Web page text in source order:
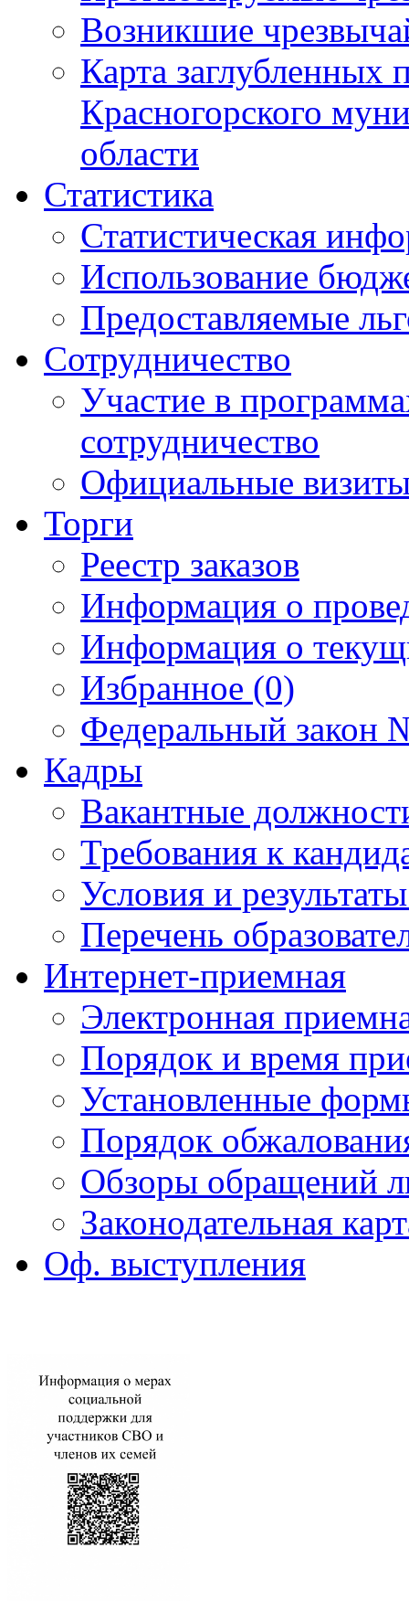
Возникшие
Карта
Красногорского
области
Статистика
Статистическая
Использование
Предоставляемые
Сотрудничество
Участие в
сотрудничество
Официальные
Торги
Реестр заказов
Информация о
Информация о
Избранное (0)
Федеральный закон
Кадры
Вакантные
Требования к
Условия и
Перечень
Интернет-приемная
Электронная
Порядок и время
Установленные
Порядок
Обзоры обращений
Законодательная
Оф. выступления